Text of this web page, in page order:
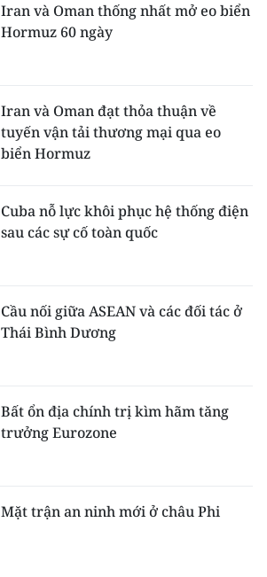
Iran và Oman thống nhất mở eo biển
Hormuz 60 ngày
Iran và Oman đạt thỏa thuận về
tuyến vận tải thương mại qua eo
biển Hormuz
Cuba nỗ lực khôi phục hệ thống điện
sau các sự cố toàn quốc
Cầu nối giữa ASEAN và các đối tác ở
Thái Bình Dương
Bất ổn địa chính trị kìm hãm tăng
trưởng Eurozone
Mặt trận an ninh mới ở châu Phi